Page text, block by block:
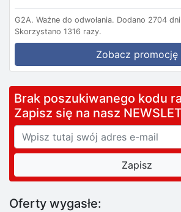
G2A. Ważne do odwołania. Dodano 2704
Skorzystano 1316 razy.
Zobacz promocję
Brak poszukiwanego kodu
Zapisz się na nasz
Oferty wygasłe: